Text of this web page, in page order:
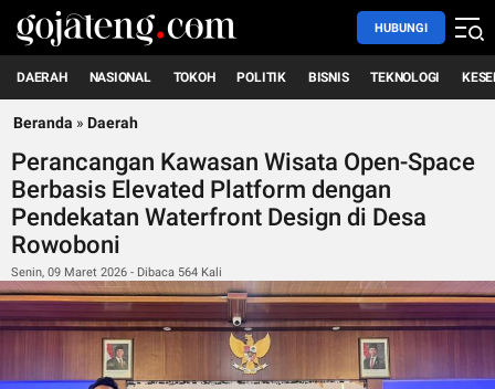
HUBUNGI
DAERAH NASIONAL TOKOH POLITIK BISNIS TEKNOLOGI
Beranda » Daerah
Perancangan Kawasan Wisata Open-Space
Berbasis Elevated Platform dengan
Pendekatan Waterfront Design di Desa
Rowoboni
Senin, 09 Maret 2026 - Dibaca 564 Kali